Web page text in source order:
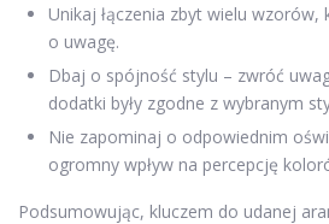
Unikaj łączenia zbyt wielu
o uwagę.
Dbaj o spójność stylu – zwróć
dodatki były zgodne z wybranym
Nie zapominaj o odpowiednim
ogromny wpływ na percepcję
Podsumowując, kluczem do udanej